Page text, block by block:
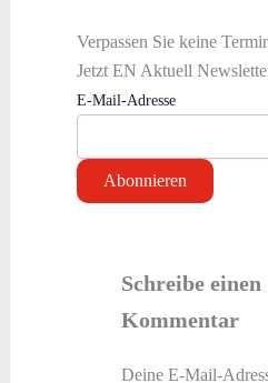
Verpassen Sie keine
Jetzt EN Aktuell
E-Mail-Adresse
Schreibe einen
Kommentar
Deine E-Mail-